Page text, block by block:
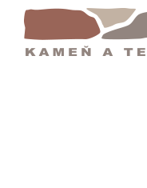
Domov